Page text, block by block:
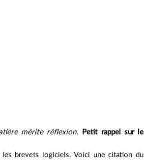
mérite réflexion.
Petit rappel sur le
brevets logiciels. Voici une citation du